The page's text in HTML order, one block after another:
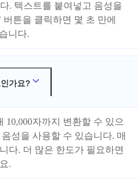
. 텍스트를 붙여넣고 음성을
튼을 클릭하면 몇 초 만에
니다.
가요?
10,000자까지 변환할 수 있으
성을 사용할 수 있습니다. 매
다. 더 많은 한도가 필요하면
.